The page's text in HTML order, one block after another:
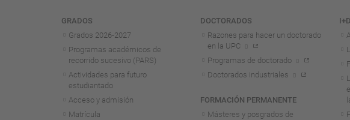
Navegación
GRADOS
Grados 2026-2027
Programas académicos de
recorrido sucesivo (PARS)
Actividades para futuro
estudiantado
Acceso y admisión
Matrícula
DOCTORADOS
Razones para hacer un doctorado
en la UPC
Programas de doctorado
Doctorados industriales
FORMACIÓN PERMANENTE
Másteres y posgrados de